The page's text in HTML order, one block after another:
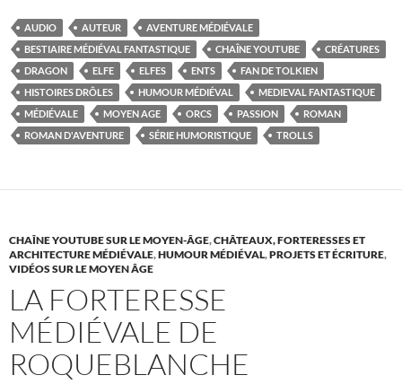
AUDIO AUTEUR
AVENTURE MÉDIÉVALE
BESTIAIRE MÉDIÉVAL FANTASTIQUE
CHAÎNE YOUTUBE
CRÉATURES
DRAGON
ELFE ELFES ENTS
FAN DE TOLKIEN
HISTOIRES DRÔLES
HUMOUR MÉDIÉVAL
MEDIEVAL FANTASTIQUE
MÉDIÉVALE
MOYEN AGE ORCS PASSION
ROMAN
ROMAN D'AVENTURE
SÉRIE HUMORISTIQUE TROLLS
CHAÎNE YOUTUBE SUR LE MOYEN-ÂGE,CHÂTEAUX, FORTERESSES ET
ARCHITECTURE MÉDIÉVALE,HUMOUR MÉDIÉVAL,PROJETS ET ÉCRITURE,
VIDÉOS SUR LE MOYEN ÂGE
LA FORTERESSE
MÉDIÉVALE DE
ROQUEBLANCHE